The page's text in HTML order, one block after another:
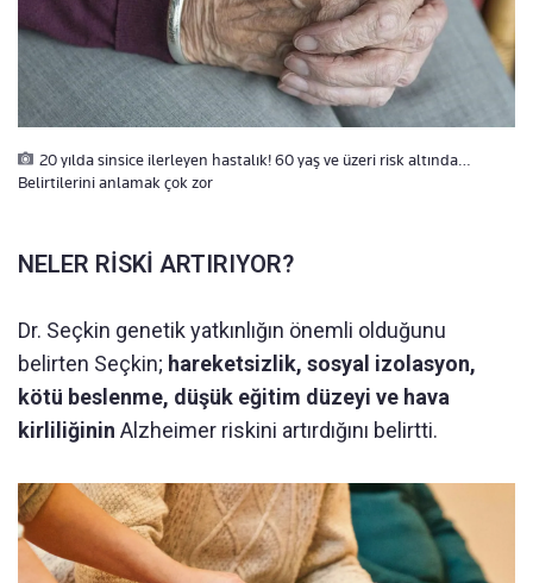
20 yılda sinsice ilerleyen hastalık! 60 yaş ve üzeri risk altında…
Belirtilerini anlamak çok zor
NELER RİSKİ ARTIRIYOR?
Dr. Seçkin genetik yatkınlığın önemli olduğunu
belirten Seçkin; hareketsizlik, sosyal izolasyon,
kötü beslenme, düşük eğitim düzeyi ve hava
kirliliğinin Alzheimer riskini artırdığını belirtti.